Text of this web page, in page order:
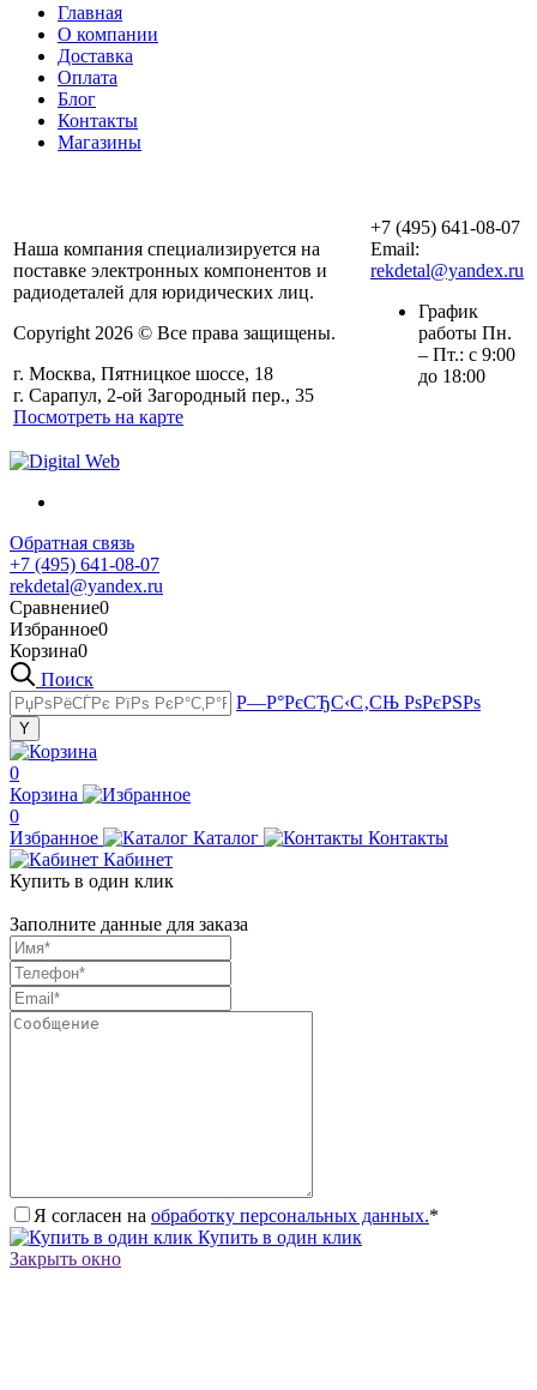
Главная
О компании
Доставка
Оплата
Блог
Контакты
Магазины
Наша компания специализируется на
поставке электронных компонентов и
радиодеталей для юридических лиц.
Copyright 2026 © Все права защищены.
г. Москва, Пятницкое шоссе, 18
г. Сарапул, 2-ой Загородный пер., 35
Посмотреть на карте
+7 (495) 641-08-07
Email:
rekdetal@yandex.ru
График
работы Пн.
– Пт.: с 9:00
до 18:00
Обратная связь
+7 (495) 641-08-07
rekdetal@yandex.ru
Сравнение0
Избранное0
Корзина0
Поиск
Р—Р°РєСЂС‹С‚СЊ РѕРєРЅРѕ
0
Корзина
0
Избранное
Каталог
Контакты
Кабинет
Купить в один клик
Заполните данные для заказа
Я согласен на обработку персональных данных.*
Купить в один клик
Закрыть окно